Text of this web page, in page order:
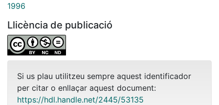
1996
Llicència de publicació
Si us plau utilitzeu sempre aquest identificador
per citar o enllaçar aquest document:
https://hdl.handle.net/2445/53135